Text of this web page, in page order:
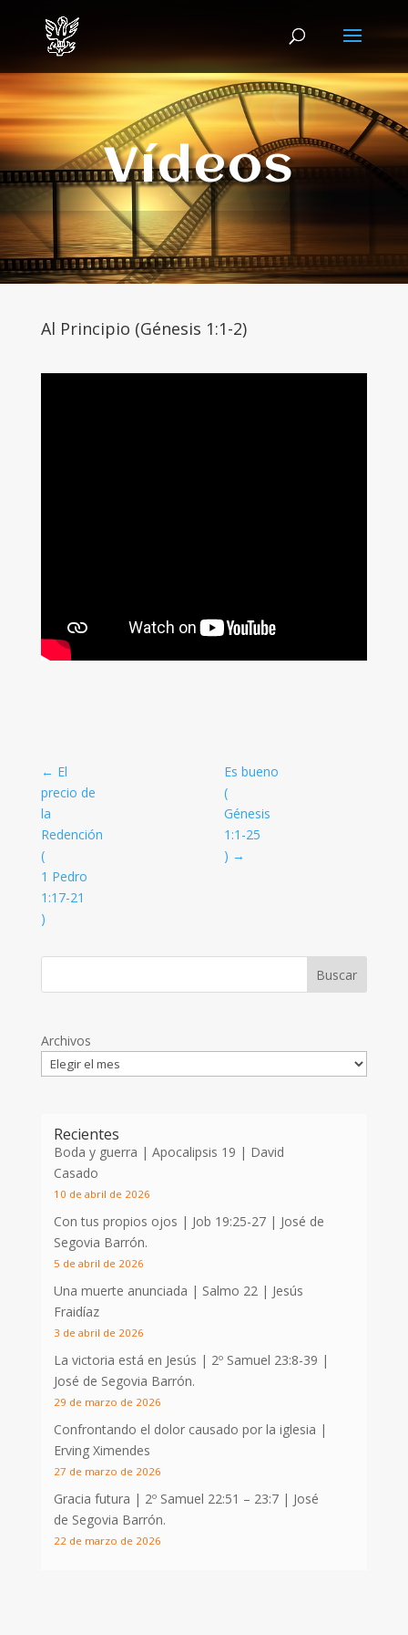
Vídeos
Al Principio (Génesis 1:1-2)
← El
precio de
la
Redención
(
1 Pedro
1:17-21
)
Es bueno
(
Génesis
1:1-25
) →
Archivos
Recientes
Boda y guerra | Apocalipsis 19 | David
Casado
10 de abril de 2026
Con tus propios ojos | Job 19:25-27| José de
Segovia Barrón.
5 de abril de 2026
Una muerte anunciada | Salmo 22| Jesús
Fraidíaz
3 de abril de 2026
La victoria está en Jesús | 2º Samuel 23:8-39 |
José de Segovia Barrón.
29 de marzo de 2026
Confrontando el dolor causado por la iglesia |
Erving Ximendes
27 de marzo de 2026
Gracia futura | 2º Samuel 22:51 – 23:7| José
de Segovia Barrón.
22 de marzo de 2026